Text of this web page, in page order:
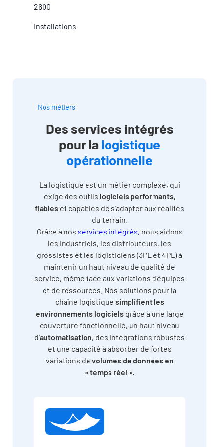
2600
Installations
Nos métiers
Des services intégrés
pour lalogistique
opérationnelle
La logistique est un métier complexe, qui
exige des outils logiciels performants,
fiables et capables de s’adapter aux réalités
du terrain.
Grâce à nos services intégrés, nous aidons
les industriels, les distributeurs, les
grossistes et les logisticiens (3PL et 4PL) à
maintenir un haut niveau de qualité de
service, même face aux variations d’équipes
et de ressources. Nos solutions pour la
chaîne logistique simplifient les
environnements logicielsgrâce à une large
couverture fonctionnelle, un haut niveau
d’automatisation, des intégrations robustes
et une capacité à absorber de fortes
variations de volumes de données en
« temps réel ».